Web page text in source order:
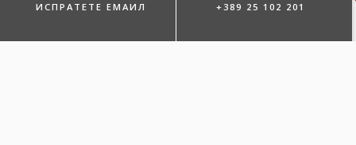
ИСПРАТЕТЕ ЕМАИЛ +389 25 102 201